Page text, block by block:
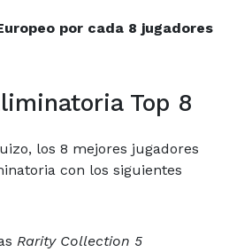
por cada 8 jugadores
Top 8
los 8 mejores jugadores
con los siguientes
Rarity Collection 5